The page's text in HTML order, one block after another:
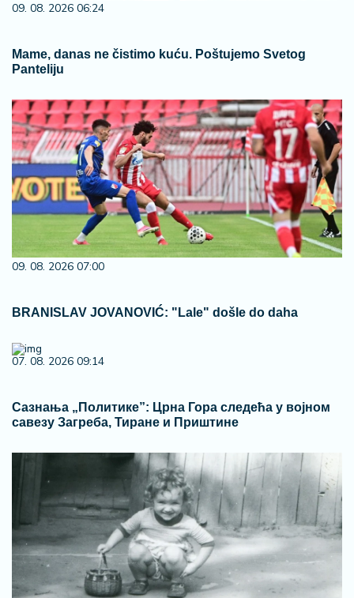
09. 08. 2026 06:24
Mame, danas ne čistimo kuću. Poštujemo Svetog
Panteliju
09. 08. 2026 07:00
BRANISLAV JOVANOVIĆ: "Lale" došle do daha
07. 08. 2026 09:14
Сазнања „Политике”: Црна Гора следећа у војном
савезу Загреба, Тиране и Приштине